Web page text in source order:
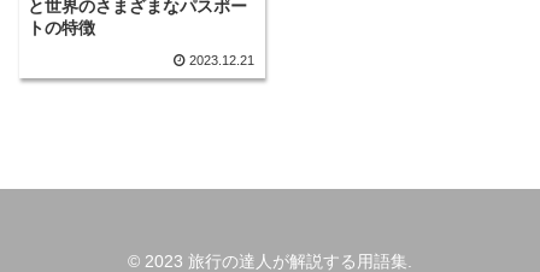
と世界のさまざまなパスポー
トの特徴
2023.12.21
© 2023 旅行の達人が解説する用語集.